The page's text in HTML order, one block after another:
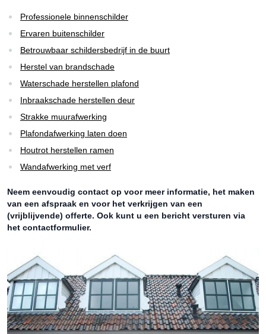
Professionele binnenschilder
Ervaren buitenschilder
Betrouwbaar schildersbedrijf in de buurt
Herstel van brandschade
Waterschade herstellen plafond
Inbraakschade herstellen deur
Strakke muurafwerking
Plafondafwerking laten doen
Houtrot herstellen ramen
Wandafwerking met verf
Neem eenvoudig contact op voor meer informatie, het maken
van een afspraak en voor het verkrijgen van een
(vrijblijvende) offerte. Ook kunt u een bericht versturen via
het contactformulier.